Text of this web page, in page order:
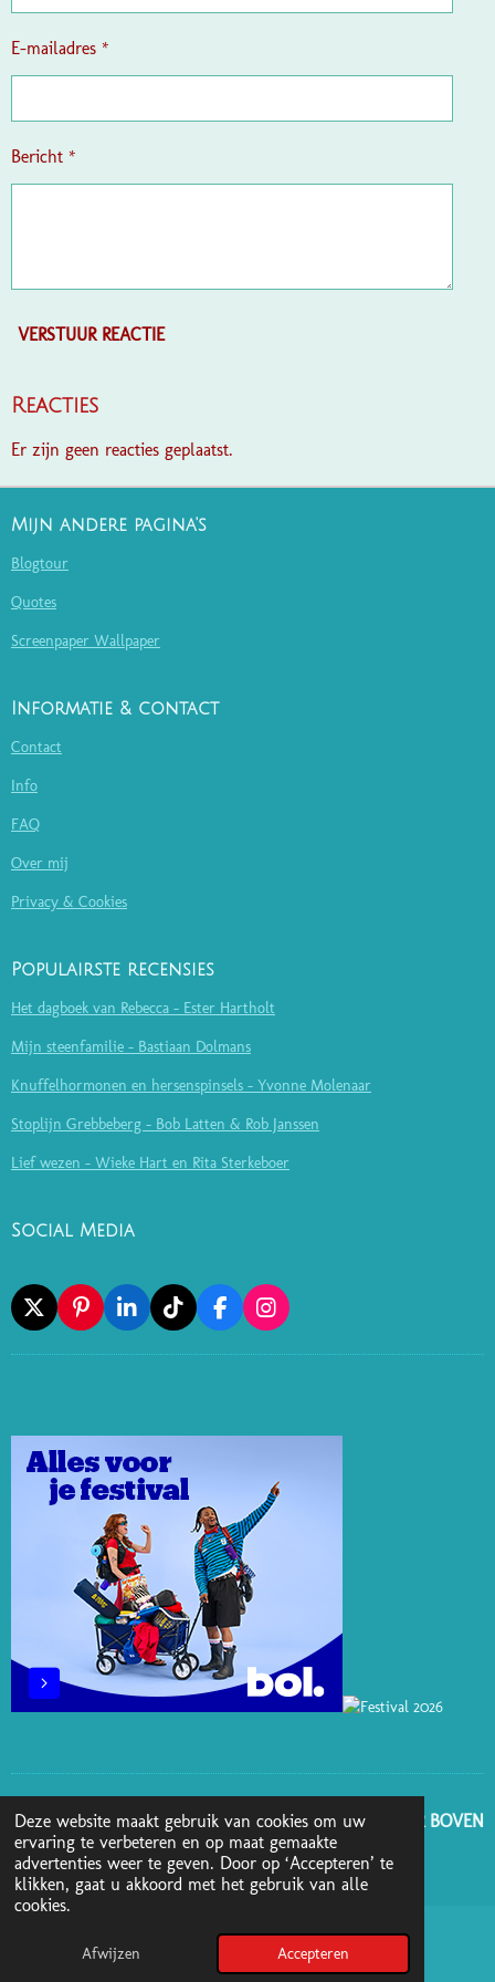
Deze website maakt gebruik van cookies om uw
ervaring te verbeteren en op maat gemaakte
advertenties weer te geven. Door op ‘Accepteren’ te
klikken, gaat u akkoord met het gebruik van alle
cookies.
Afwijzen Accepteren
r
e
E-mailadres *
Bericht *
VERSTUUR REACTIE
Reacties
Er zijn geen reacties geplaatst.
Mijn andere pagina's
Blogtour
Quotes
Screenpaper Wallpaper
Informatie & contact
Contact
Info
FAQ
Over mij
Privacy & Cookies
Populairste recensies
Het dagboek van Rebecca - Ester Hartholt
Mijn steenfamilie - Bastiaan Dolmans
Knuffelhormonen en hersenspinsels - Yvonne Molenaar
Stoplijn Grebbeberg - Bob Latten & Rob Janssen
Lief wezen - Wieke Hart en Rita Sterkeboer
Social Media
X
P
I
N
E
S
T
L
I
N
I
N
T
I
K
F
A
C
O
I
N
S
R
M
GA NAAR BOVEN
© 2025 - 2026 Boekenblog van Ann